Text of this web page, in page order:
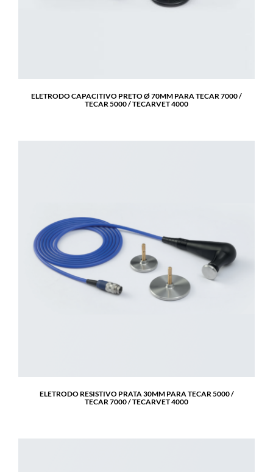
ELETRODO CAPACITIVO PRETO Ø 70MM PARA TECAR 7000 /
TECAR 5000 / TECARVET 4000
ELETRODO RESISTIVO PRATA 30MM PARA TECAR 5000 /
TECAR 7000 / TECARVET 4000